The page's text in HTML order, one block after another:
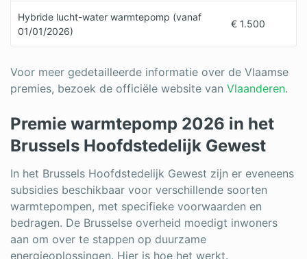
Hybride lucht-water warmtepomp (vanaf
01/01/2026)
€ 1.500
Voor meer gedetailleerde informatie over de Vlaamse
premies, bezoek de officiële website van Vlaanderen.
Premie warmtepomp 2026 in het
Brussels Hoofdstedelijk Gewest
In het Brussels Hoofdstedelijk Gewest zijn er eveneens
subsidies beschikbaar voor verschillende soorten
warmtepompen, met specifieke voorwaarden en
bedragen. De Brusselse overheid moedigt inwoners
aan om over te stappen op duurzame
energieoplossingen. Hier is hoe het werkt.